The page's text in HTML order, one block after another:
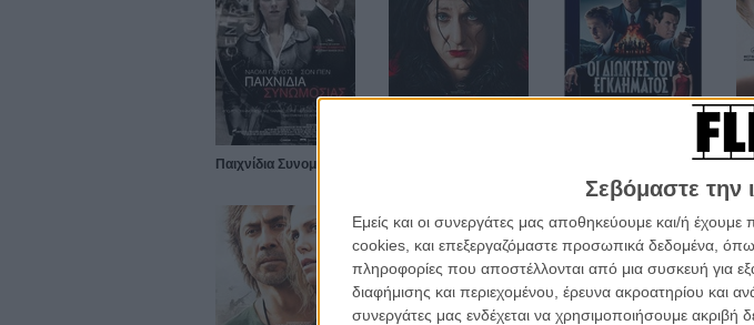
Σεβόμαστε την
Εμείς και οι συνεργάτες μας αποθηκεύουμε και/ή
cookies, και επεξεργαζόμαστε προσωπικά δεδομένα,
πληροφορίες που αποστέλλονται από μια συσκευή για
διαφήμισης και περιεχομένου, έρευνα ακροατηρίου και
συνεργάτες μας ενδέχεται να χρησιμοποιήσουμε ακριβή
Παιχνίδια Συνομωσίας
Εγκλήματος
Το